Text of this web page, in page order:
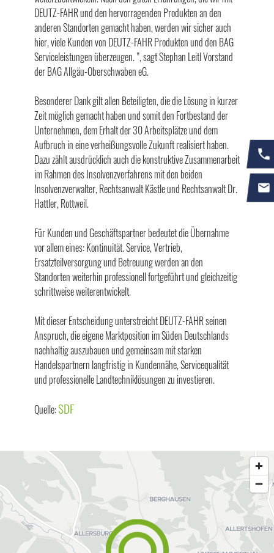
DEUTZ-FAHR und den hervorragenden Produkten an den
anderen Standorten gemacht haben, werden wir sicher auch
hier, viele Kunden von DEUTZ-FAHR Produkten und den BAG
Serviceleistungen überzeugen. ”, sagt Stephan Leitl Vorstand
der BAG Allgäu-Oberschwaben eG.
Besonderer Dank gilt allen Beteiligten, die die Lösung in kurzer
Zeit möglich gemacht haben und somit den Fortbestand der
Unternehmen, dem Erhalt der 30 Arbeitsplätze und dem
Aufbruch in eine verheißungsvolle Zukunft realisiert haben.
Dazu zählt ausdrücklich auch die konstruktive Zusammenarbeit
im Rahmen des Insolvenzverfahrens mit den beiden
Insolvenzverwalter, Rechtsanwalt Kästle und Rechtsanwalt Dr.
Hattler, Rottweil.
Für Kunden und Geschäftspartner bedeutet die Übernahme
vor allem eines: Kontinuität. Service, Vertrieb,
Ersatzteilversorgung und Betreuung werden an den
Standorten weiterhin professionell fortgeführt und gleichzeitig
schrittweise weiterentwickelt.
Mit dieser Entscheidung unterstreicht DEUTZ-FAHR seinen
Anspruch, die eigene Marktposition im Süden Deutschlands
nachhaltig auszubauen und gemeinsam mit starken
Handelspartnern langfristig in Kundennähe, Servicequalität
und professionelle Landtechniklösungen zu investieren.
Quelle:SDF